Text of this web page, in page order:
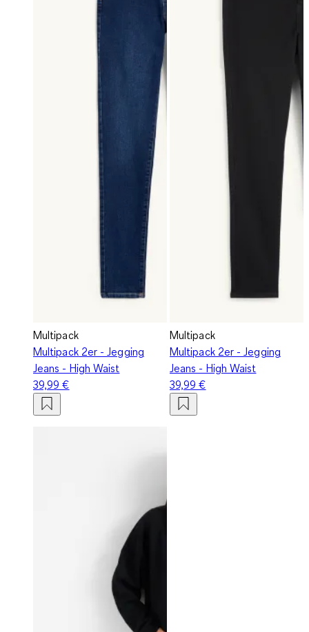
Multipack
Multipack 2er - Jegging
Jeans - High Waist
39,99 €
Multipack
Multipack 2er - Jegging
Jeans - High Waist
39,99 €